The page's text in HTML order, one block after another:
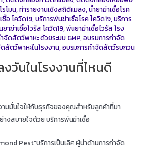
โมน,ทำรายงานเชิงสถิติแมลง,น้ำยาฆ่าเชื้อโรค
อ โควิด19,บริการพ่นฆ่าเชิ้อโรค โควิด19,บริการ
าฆ่าเชื้อไวรัส โควิด19,พ่นยาฆ่าเชื้อไวรัส โรง
จัดสัตว์พาหะ ด้วยระบบ GMP,อบรมการกำจัด
สัตว์พาหะในโรงงาน,อบรมการกำจัดสัตว์รบกวน
วันในโรงงานที่ไหนดี
ามมั่นใจให้กับธุรกิจของคุณสำหรับลูกค้าที่มา
งสบายใจด้วย บริการพ่นฆ่าเชื้อ
Pest”บริการเป็นเลิศ ผู้นำด้านการกำจัด